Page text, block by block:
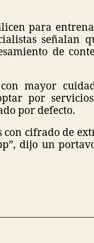
para
señalan
de
mayor
por
por defecto.
con cifrado de
dijo un